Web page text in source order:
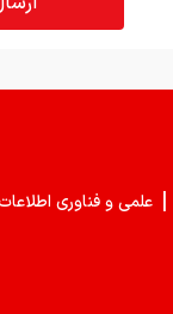
| علمی و فناوری